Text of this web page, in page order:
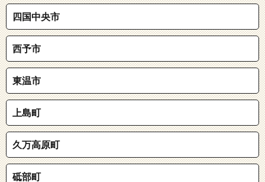
四国中央市
西予市
東温市
上島町
久万高原町
砥部町